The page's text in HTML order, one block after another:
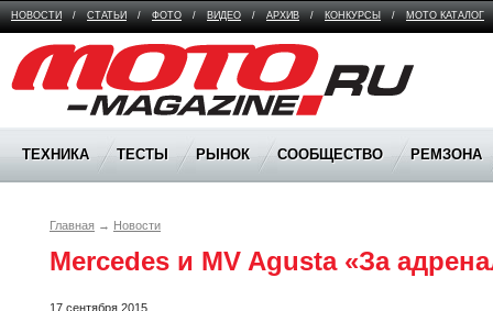
НОВОСТИ / СТАТЬИ / ФОТО / ВИДЕО / АРХИВ / КОНКУРСЫ / МОТО КАТАЛОГ
Moto Magazine
ТЕХНИКА ТЕСТЫ РЫНОК СООБЩЕСТВО РЕМЗОНА
Главная → Новости
Mercedes и MV Agusta «За
17 сентября 2015